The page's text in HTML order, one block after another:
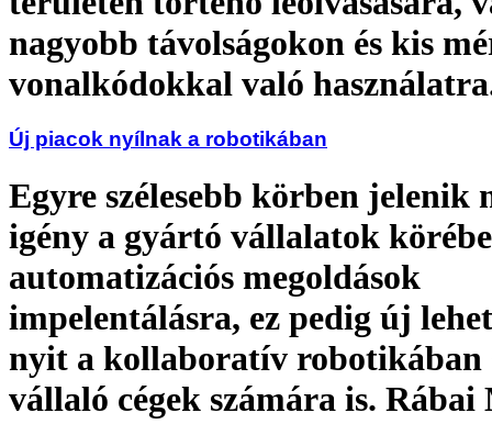
nagyobb távolságokon és kis
vonalkódokkal való
Új piacok nyílnak a robotikában
Egyre szélesebb körben jelenik
igény a gyártó vállalatok
automatizációs megoldások
impelentálásra, ez pedig új
nyit a kollaboratív robotikában
vállaló cégek számára is. Rábai